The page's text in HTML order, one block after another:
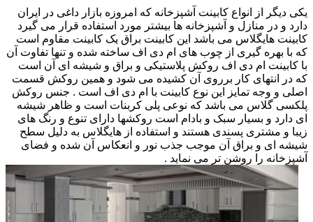
یکی دیگر از انواع کابینت آشپزخانه که امروزه بازار داغی در ایران
دارد و در منازل و آشپزخانه ها بیشتر مورد استفاده قرار می گیرد
کابینت هایگلاس می باشد این کابینت براق یک کابینت مقاوم است
که با بهره گیری از چوب های ام دی اف ساخته شده و تنها تفاوت آن
با کابینت ام دی اف روکش پلاستیکی و براق و شیشه ای آن است
که در انتهای کار برروی آن کشیده می شود و همین روکش قسمت
اصلی و وجه تمایز این نوع کابینت با ام دی اف است . جنس روکش
پلکسی گلاس می باشد که نوعی پلی کربنات است و ظاهر شیشه
ای دارد و بسیار سبک و بادام است روکشها دارای تنوع و رنگ های
زیبا و مشتری پسندی هستند و استفاده از هایگلاس به دلیل سطح
شیشه ای و براق آن موجب جذب نور و انعکاس آن شده و فضای
آشپزخانه را روشن تر می نماید .